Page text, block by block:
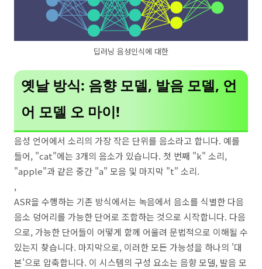
딥러닝 음성인식에 대한
옛날 방식: 음향 모델, 발음 모델, 언
어 모델 오 마이!
음성 언어에서 소리의 가장 작은 단위를 음소라고 합니다. 예를
들어, "cat"에는 3개의 음소가 있습니다. 첫 번째 "k" 소리,
"apple"과 같은 중간 "a" 모음 및 마지막 "t" 소리.
,
ASR을 수행하는 기존 방식에서는 녹음에서 음소를 식별한 다음
음소 덩어리를 가능한 단어로 조합하는 것으로 시작합니다. 다음
으로, 가능한 단어들이 어떻게 함께 어울려 문법적으로 이해될 수
있는지 찾습니다. 마지막으로, 이러한 모든 가능성을 하나의 '대
본'으로 압축합니다. 이 시스템의 구성 요소는 음향 모델, 발음 모